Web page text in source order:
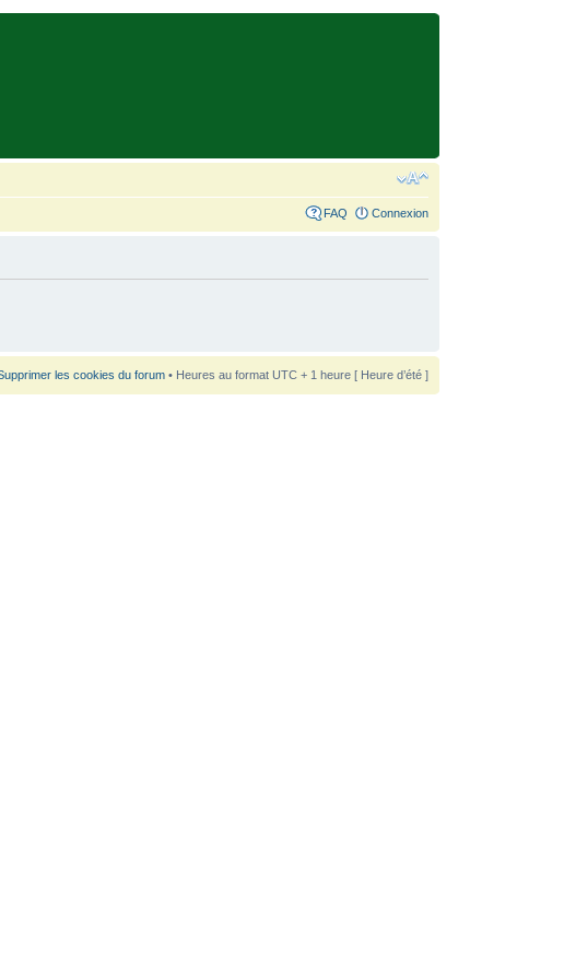
FAQ Connexion
les cookies du forum• Heures au format UTC + 1 heure [ Heure d’été ]